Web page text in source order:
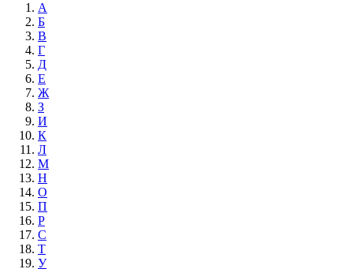
А
Б
В
Г
Д
Е
Ж
З
И
К
Л
М
Н
О
П
Р
С
Т
У